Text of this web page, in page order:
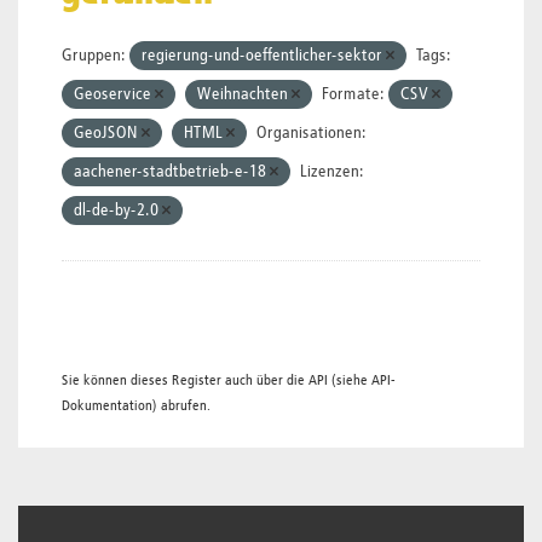
Gruppen: regierung-und-oeffentlicher-sektor Tags:
Geoservice Weihnachten Formate: CSV
GeoJSON HTML Organisationen:
aachener-stadtbetrieb-e-18 Lizenzen:
dl-de-by-2.0
Sie können dieses Register auch über die API (siehe API-
Dokumentation) abrufen.